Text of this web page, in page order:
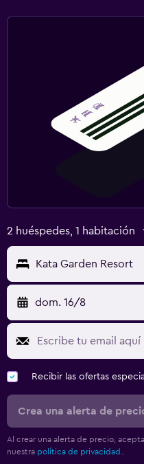
2 huéspedes, 1 habitación
Kata Garden Resort
dom. 16/8
Recibir las ofertas
Crea una alerta de
Al crear una alerta de precio,
nuestra política de privacidad.